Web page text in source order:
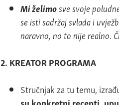
Mi želimosve svoje
se isti sadržaj svlada i
naravno, no to nije realno.
2. KREATOR PROGRAMA
Stručnjak za tu temu,